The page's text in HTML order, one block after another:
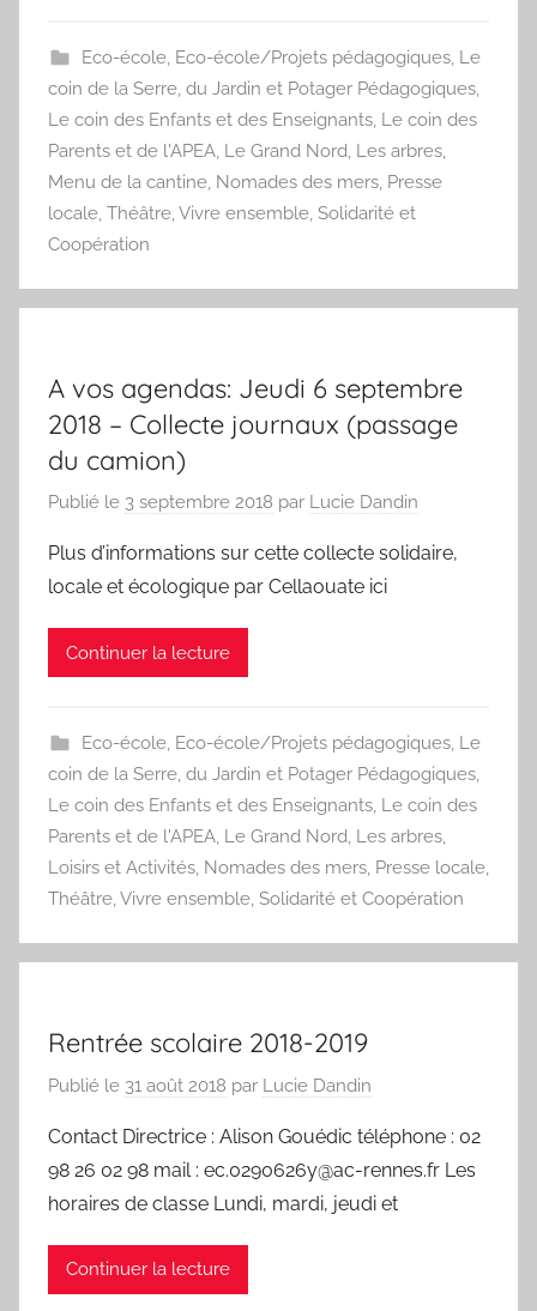
Eco-école, Eco-école/Projets pédagogiques, Le
coin de la Serre, du Jardin et Potager Pédagogiques,
Le coin des Enfants et des Enseignants, Le coin des
Parents et de l'APEA, Le Grand Nord, Les arbres,
Menu de la cantine, Nomades des mers, Presse
locale, Théâtre,Vivre ensemble, Solidarité et
Coopération
A vos agendas: Jeudi 6 septembre
2018 – Collecte journaux (passage
du camion)
Publié le 3 septembre 2018 par Lucie Dandin
Plus d’informations sur cette collecte solidaire,
locale et écologique par Cellaouate ici
Continuer la lecture
Eco-école, Eco-école/Projets pédagogiques, Le
coin de la Serre, du Jardin et Potager Pédagogiques,
Le coin des Enfants et des Enseignants, Le coin des
Parents et de l'APEA, Le Grand Nord, Les arbres,
Loisirs et Activités, Nomades des mers, Presse locale,
Théâtre,Vivre ensemble, Solidarité et Coopération
Rentrée scolaire 2018-2019
Publié le 31 août 2018 par Lucie Dandin
Contact Directrice : Alison Gouédic téléphone : 02
98 26 02 98 mail : ec.0290626y@ac-rennes.fr Les
horaires de classe Lundi, mardi, jeudi et
Continuer la lecture